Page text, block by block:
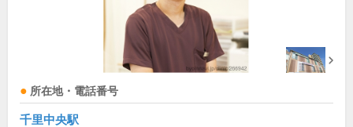
所在地・電話番号
千里中央駅